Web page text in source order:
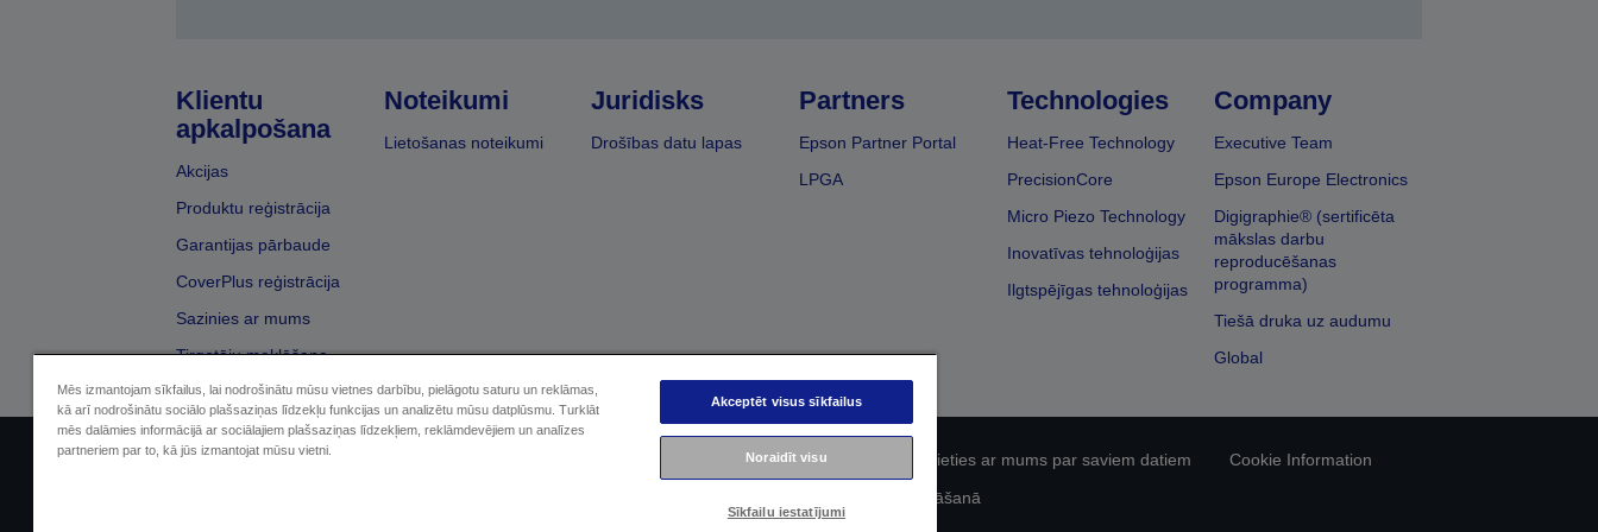
Klientu
apkalpošana
Akcijas
Produktu reģistrācija
Garantijas pārbaude
CoverPlus reģistrācija
Sazinies ar mums
Tirgotāju meklēšana
Noteikumi
Lietošanas noteikumi
Juridisks
Drošības datu lapas
Partners
Epson Partner Portal
LPGA
Technologies
Heat-Free Technology
PrecisionCore
Micro Piezo Technology
Inovatīvas tehnoloģijas
Ilgtspējīgas tehnoloģijas
Company
Executive Team
Epson Europe Electronics
Digigraphie® (sertificēta
mākslas darbu
reproducēšanas
programma)
Tiešā druka uz audumu
Global
Sellers Identification EU Data Act Compliance Sazinieties ar mums par saviem datiem
Cookie Information
Epson apņemšanās pieejamības nodrošināšanā
Mēs izmantojam sīkfailus, lai nodrošinātu mūsu vietnes darbību, pielāgotu saturu un reklāmas,
kā arī nodrošinātu sociālo plašsaziņas līdzekļu funkcijas un analizētu mūsu datplūsmu. Turklāt
mēs dalāmies informācijā ar sociālajiem plašsaziņas līdzekļiem, reklāmdevējiem un analīzes
partneriem par to, kā jūs izmantojat mūsu vietni.
Akceptēt visus sīkfailus
Noraidīt visu
Sīkfailu iestatījumi